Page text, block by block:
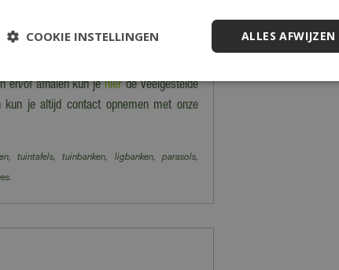
of moeilijk te vervoeren producten.
opgehaald, niet verzonden' staan
en/of afhalen kun jehierde veelgestelde
je altijd contact opnemen met onze
tuintafels, tuinbanken, ligbanken, parasols,
ALLES AFWIJZEN
COOKIE INSTELLINGEN